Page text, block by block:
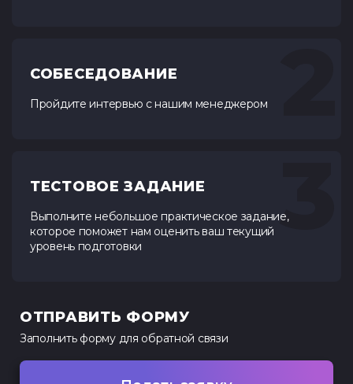
СОБЕСЕДОВАНИЕ
Пройдите интервью с нашим менеджером
ТЕСТОВОЕ ЗАДАНИЕ
Выполните небольшое практическое задание,
которое поможет нам оценить ваш текущий
уровень подготовки
3
ОТПРАВИТЬ ФОРМУ
Заполнить форму для обратной связи